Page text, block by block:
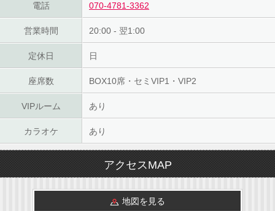
電話 070-4781-3362
営業時間 20:00 - 翌1:00
定休日 日
座席数 BOX10席・セミVIP1・VIP2
VIPルーム あり
カラオケ あり
アクセスMAP
地図を見る